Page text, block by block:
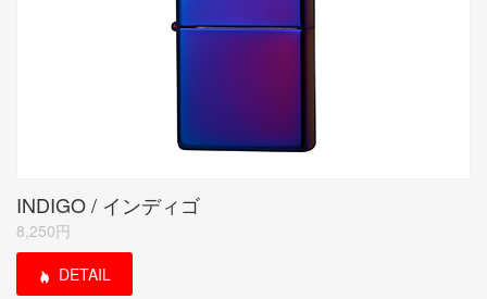
INDIGO / インディゴ
8,250円
DETAIL